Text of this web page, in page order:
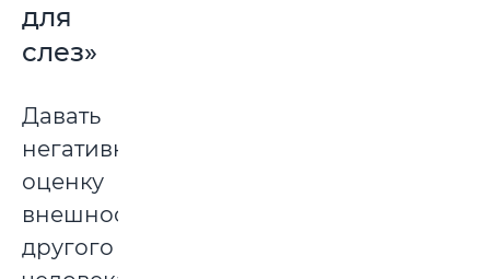
для
слез»
Давать
негативную
оценку
внешности
другого